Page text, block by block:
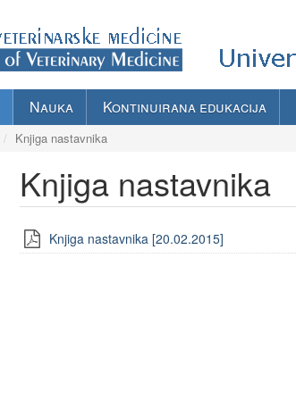
Nauka Kontinuirana edukacija
Knjiga nastavnika
Knjiga nastavnika
Knjiga nastavnika [20.02.2015]